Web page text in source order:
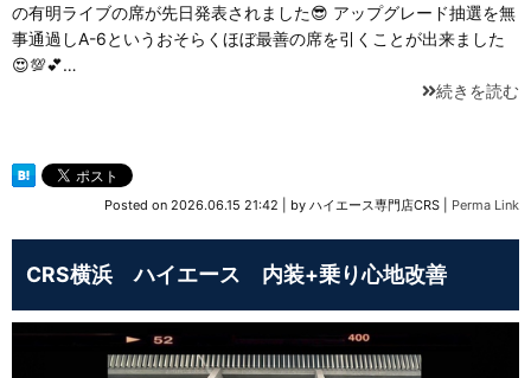
の有明ライブの席が先日発表されました😎 アップグレード抽選を無
事通過しA-6というおそらくほぼ最善の席を引くことが出来ました
😍💯💕…
続きを読む
Posted on 2026.06.15 21:42 by ハイエース専門店CRS Perma Link
CRS横浜 ハイエース 内装+乗り心地改善